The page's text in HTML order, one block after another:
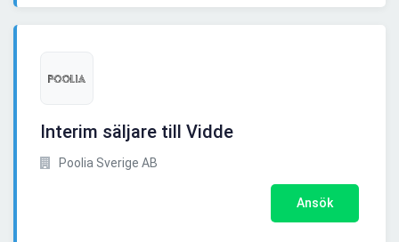
Interim säljare till Vidde
Poolia Sverige AB
Ansök